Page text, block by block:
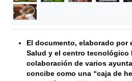
El documento, elaborado por
Salud y el centro tecnológico
colaboración de varios
concibe como una “caja de